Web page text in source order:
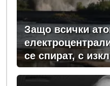
Защо всички
се спират, с
"Козлодуй"?